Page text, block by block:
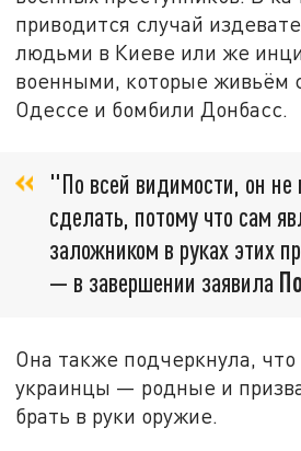
приводится случай
людьми в Киеве или же
военными, которые живьём
Одессе и бомбили Донбасс.
"По всей видимости, он не
сделать, потому что сам
заложником в руках этих
— в завершении заявила
Она также подчеркнула, что
украинцы — родные и
брать в руки оружие.